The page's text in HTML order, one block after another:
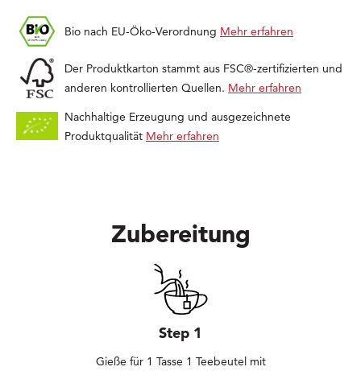
Bio nach EU-Öko-Verordnung Mehr erfahren
Der Produktkarton stammt aus FSC®-zertifizierten und
anderen kontrollierten Quellen. Mehr erfahren
Nachhaltige Erzeugung und ausgezeichnete
Produktqualität Mehr erfahren
Zubereitung
Step 1
Gieße für 1 Tasse 1 Teebeutel mit